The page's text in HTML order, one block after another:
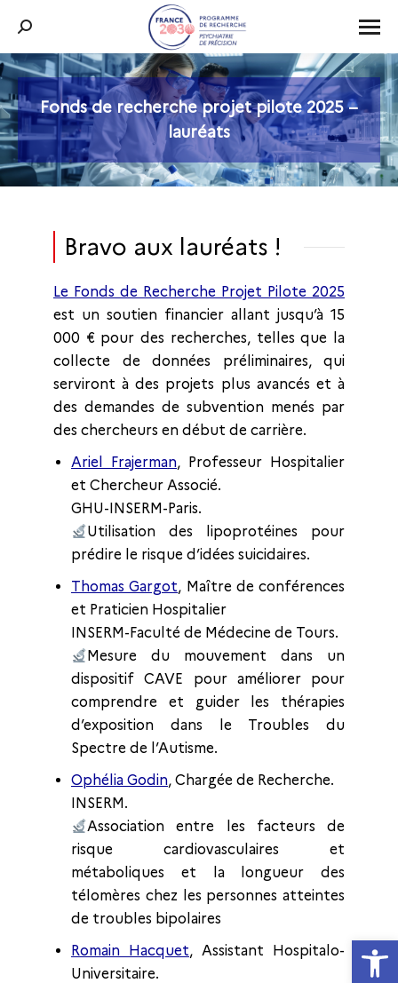
Ouvrir
Recherche
:
Fonds de recherche projet pilote 2025 –
lauréats
Vous êtes ici :
Bravo aux lauréats !
Le Fonds de Recherche Projet Pilote 2025
est un soutien financier allant jusqu’à 15
000 € pour des recherches, telles que la
collecte de données préliminaires, qui
serviront à des projets plus avancés et à
des demandes de subvention menés par
des chercheurs en début de carrière.
Ariel Frajerman, Professeur Hospitalier
et Chercheur Associé.
GHU-INSERM-Paris.
Utilisation des lipoprotéines pour
prédire le risque d’idées suicidaires.
Thomas Gargot, Maître de conférences
et Praticien Hospitalier
INSERM-Faculté de Médecine de Tours.
Mesure du mouvement dans un
dispositif CAVE pour améliorer pour
comprendre et guider les thérapies
d’exposition dans le Troubles du
Spectre de l’Autisme.
Ophélia Godin, Chargée de Recherche.
INSERM.
Association entre les facteurs de
risque cardiovasculaires et
métaboliques et la longueur des
télomères chez les personnes atteintes
de troubles bipolaires
Romain Hacquet, Assistant Hospitalo-
Universitaire.